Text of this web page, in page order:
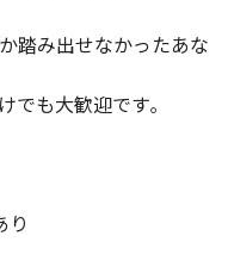
踏み出せなかったあな
でも大歓迎です｡
り